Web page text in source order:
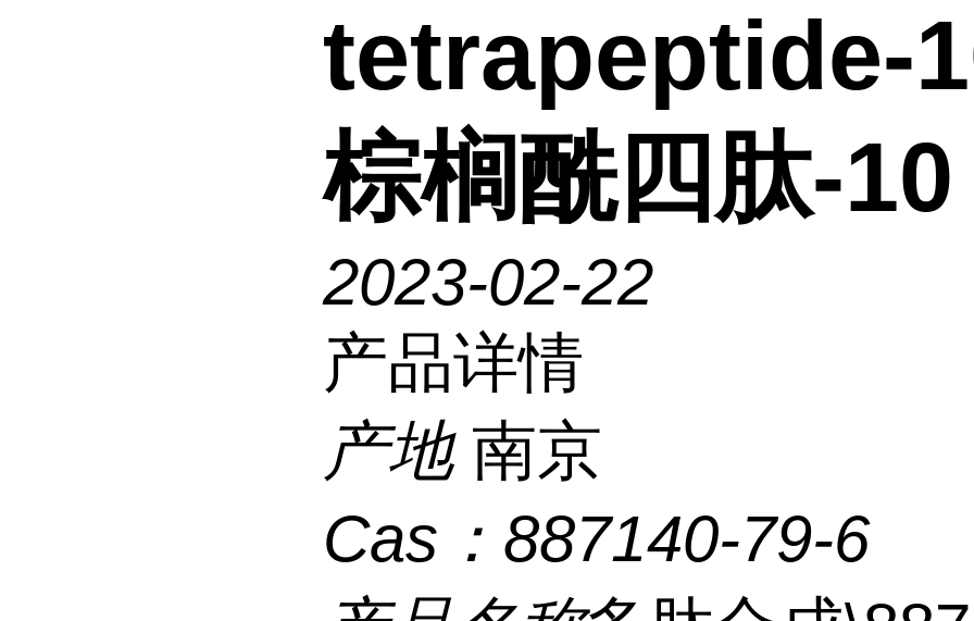
tetrapeptide-
棕榈酰四肽-10
2023-02-22
产品详情
产地 南京
Cas： 887140-79-6